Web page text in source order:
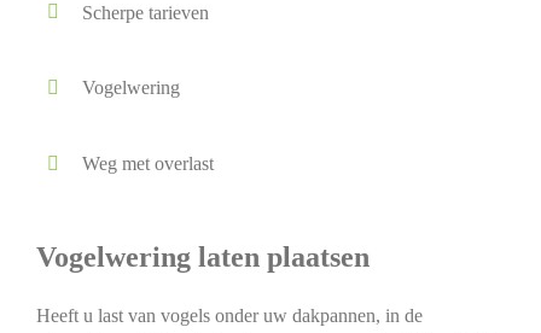
Scherpe tarieven
Vogelwering
Weg met overlast
Vogelwering laten plaatsen
Heeft u last van vogels onder uw dakpannen, in de